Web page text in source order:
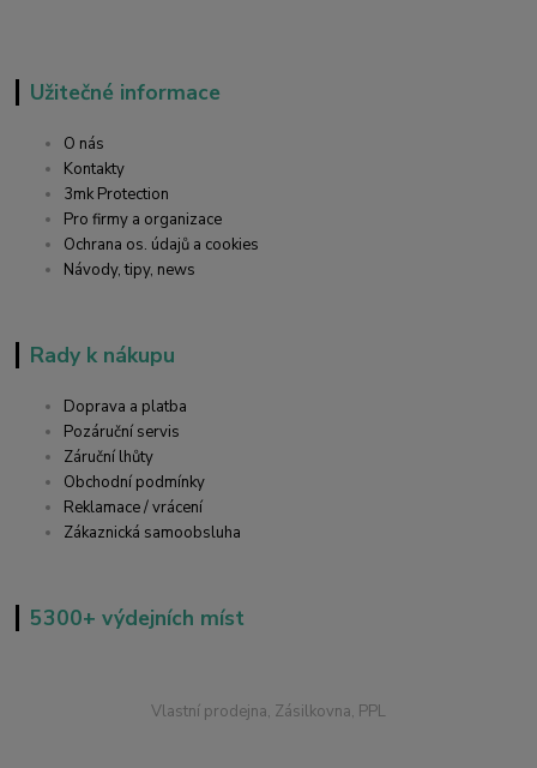
Užitečné informace
O nás
Kontakty
3mk Protection
Pro firmy a organizace
Ochrana os. údajů a cookies
Návody, tipy, news
Rady k nákupu
Doprava a platba
Pozáruční servis
Záruční lhůty
Obchodní podmínky
Reklamace / vrácení
Zákaznická samoobsluha
5300+ výdejních míst
Vlastní prodejna, Zásilkovna, PPL